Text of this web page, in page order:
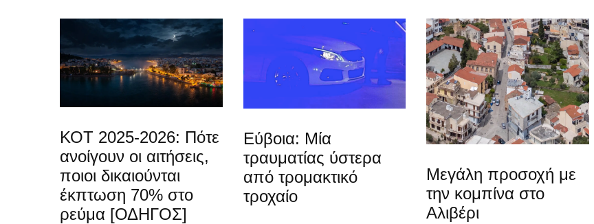
ΚΟΤ 2025-2026: Πότε
ανοίγουν οι αιτήσεις,
ποιοι δικαιούνται
έκπτωση 70% στο
ρεύμα [ΟΔΗΓΟΣ]
Εύβοια: Μία
τραυματίας ύστερα
από τρομακτικό
τροχαίο
Μεγάλη προσοχή με
την κομπίνα στο
Αλιβέρι